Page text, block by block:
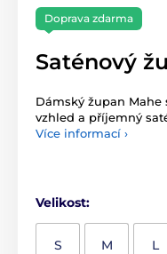
Doprava zdarma
Saténový
Dámský župan
vzhled a příjemný
Více informací ›
Velikost:
S M L